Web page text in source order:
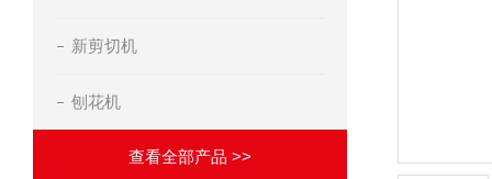
新剪切机
刨花机
查看全部产品 >>